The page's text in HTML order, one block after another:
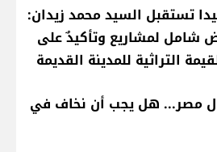
تستقبل السيد محمد زيدان:
شامل لمشاريع وتأكيدٌ على
التراثية للمدينة القديمة
مصر... هل يجب أن نخاف في